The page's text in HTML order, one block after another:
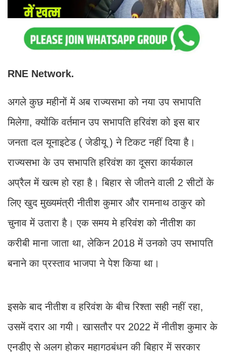
RNE Network.
अगले कुछ महीनों में अब राज्यसभा को नया उप सभापति
मिलेगा, क्योंकि वर्तमान उप सभापति हरिवंश को इस बार
जनता दल यूनाइटेड ( जेडीयू ) ने टिकट नहीं दिया है।
राज्यसभा के उप सभापति हरिवंश का दूसरा कार्यकाल
अप्रैल में खत्म हो रहा है। बिहार से जीतने वाली 2 सीटों के
लिए खुद मुख्यमंत्री नीतीश कुमार और रामनाथ ठाकुर को
चुनाव में उतारा है। एक समय मे हरिवंश को नीतीश का
करीबी माना जाता था, लेकिन 2018 में उनको उप सभापति
बनाने का प्रस्ताव भाजपा ने पेश किया था।
इसके बाद नीतीश व हरिवंश के बीच रिश्ता सही नहीं रहा,
उसमें दरार आ गयी। खासतौर पर 2022 में नीतीश कुमार के
एनडीए से अलग होकर महागठबंधन की बिहार में सरकार